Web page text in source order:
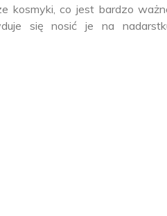
kosmyki, co jest bardzo
się nosić je na